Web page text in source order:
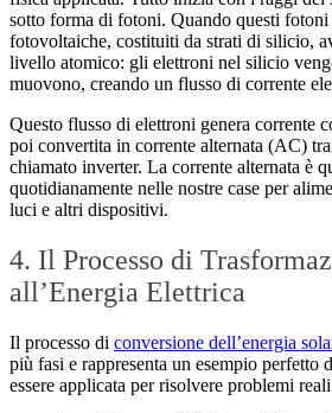
sotto forma di fotoni. Quando questi
fotovoltaiche, costituiti da strati di silicio,
livello atomico: gli elettroni nel silicio
muovono, creando un flusso di corrente
Questo flusso di elettroni genera corrente
poi convertita in corrente alternata (AC)
chiamato inverter. La corrente alternata è
quotidianamente nelle nostre case per
luci e altri dispositivi.
4. Il Processo di
all’Energia Elettrica
Il processo di conversione dell’energia
più fasi e rappresenta un esempio perfetto
essere applicata per risolvere problemi